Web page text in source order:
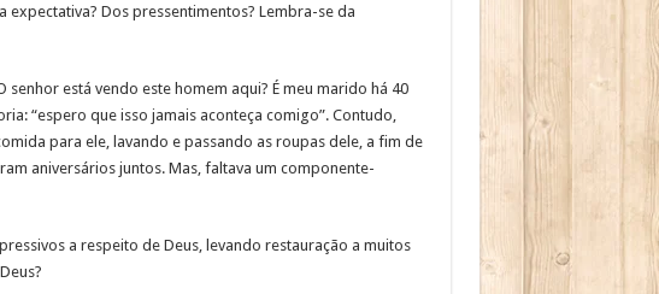
Dos pressentimentos? Lembra-se da
está vendo este homem aqui? É meu marido há 40
“espero que isso jamais aconteça comigo”. Contudo,
para ele, lavando e passando as roupas dele, a fim de
aniversários juntos. Mas, faltava um componente-
a respeito de Deus, levando restauração a muitos